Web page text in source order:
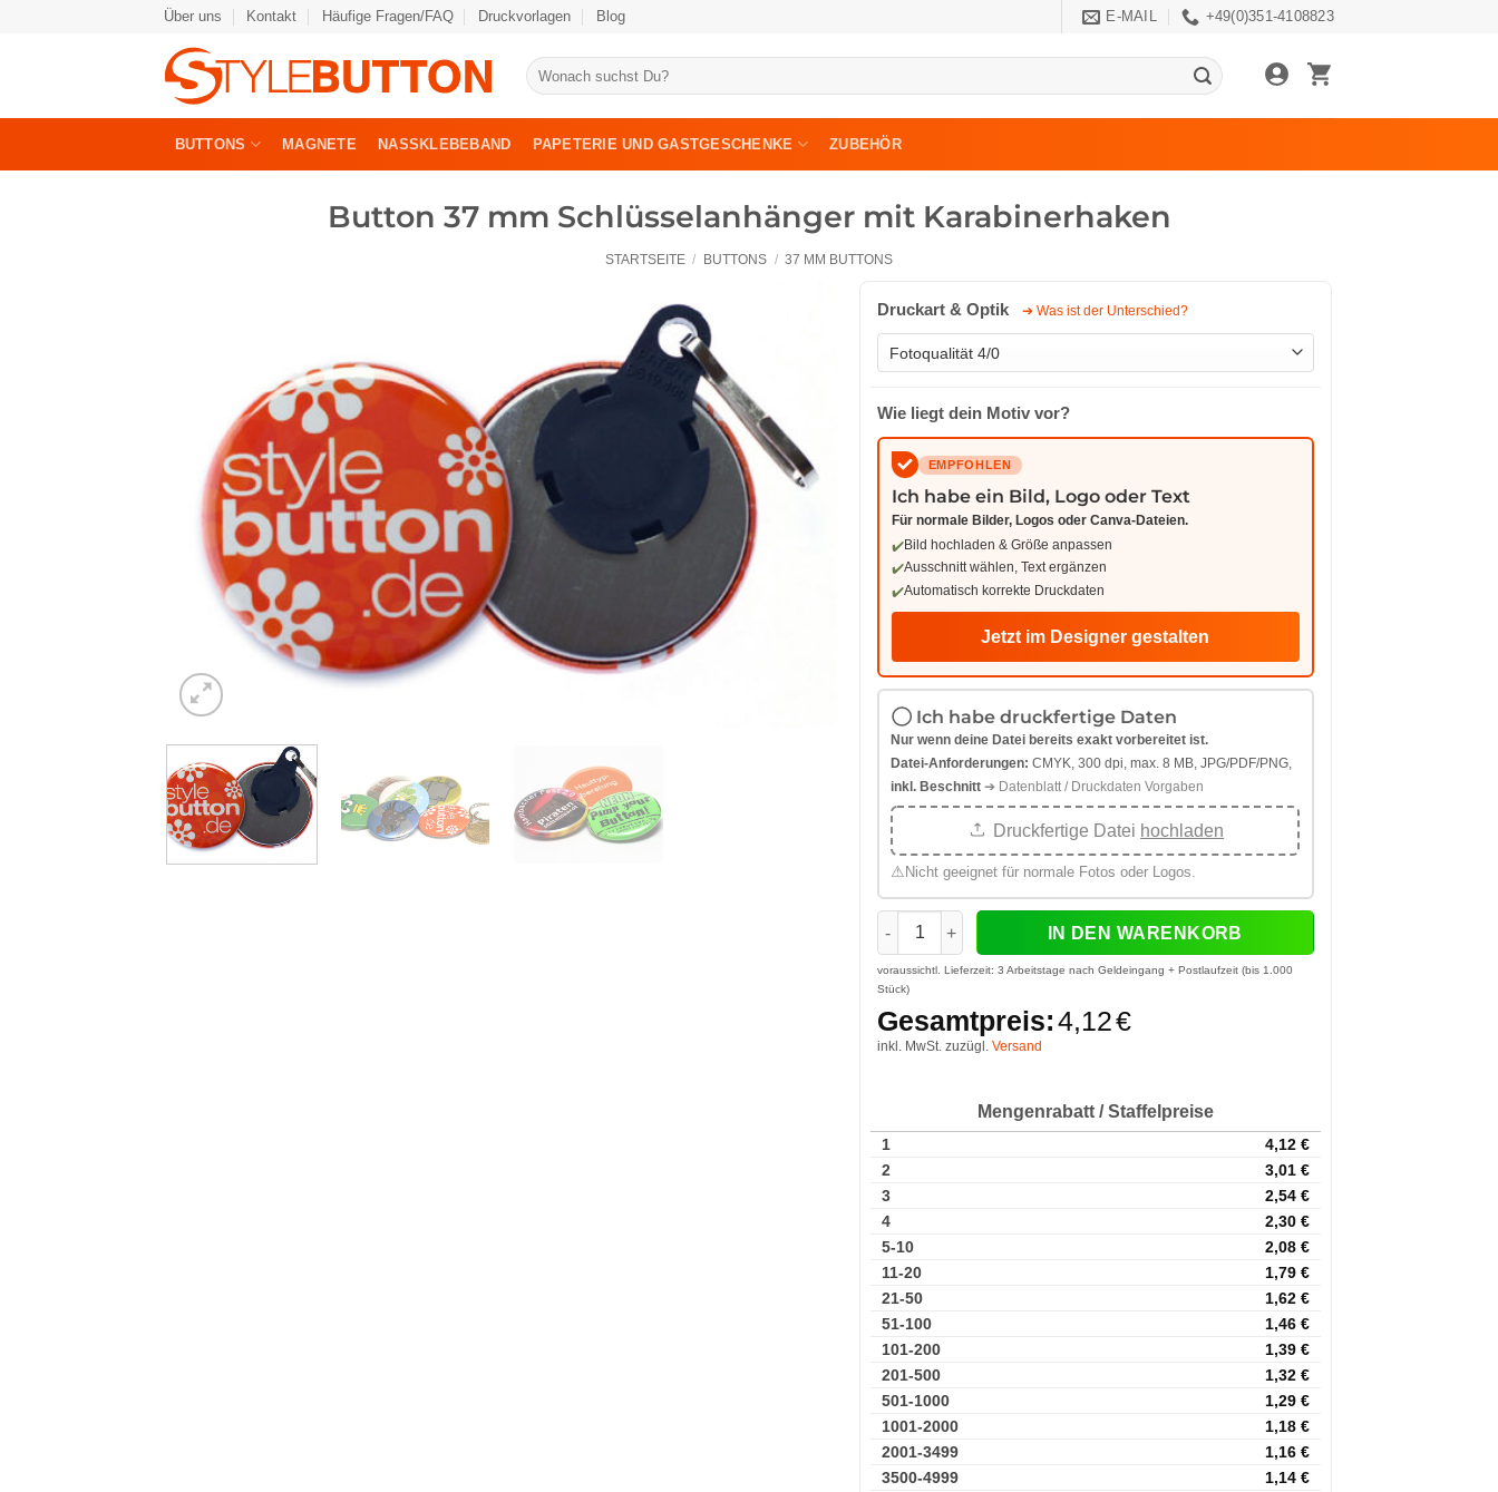
Über uns Kontakt Häufige Fragen/FAQ Druckvorlagen Blog E-MAIL +49(0)351-4108823
Suche
nach:
BUTTONS MAGNETE NASSKLEBEBAND PAPETERIE UND GASTGESCHENKE ZUBEHÖR
Button 37 mm Schlüsselanhänger mit Karabinerhaken
STARTSEITE / BUTTONS / 37 MM BUTTONS
Druckart & Optik ➔ Was ist der Unterschied?
Wie liegt dein Motiv vor?
EMPFOHLEN
Ich habe ein Bild, Logo oder Text
Für normale Bilder, Logos oder Canva-Dateien.
Bild hochladen & Größe anpassen
Ausschnitt wählen, Text ergänzen
Automatisch korrekte Druckdaten
Jetzt im Designer gestalten
Ich habe druckfertige Daten
Nur wenn deine Datei bereits exakt vorbereitet ist.
Datei-Anforderungen: CMYK, 300 dpi, max. 8 MB, JPG/PDF/PNG,
inkl. Beschnitt ➔ Datenblatt / Druckdaten Vorgaben
Druckfertige Datei hochladen
⚠ Nicht geeignet für normale Fotos oder Logos.
Button 37 mm Schlüsselanhänger mit Karabinerhaken Menge
IN DEN WARENKORB
voraussichtl. Lieferzeit: 3 Arbeitstage nach Geldeingang + Postlaufzeit (bis 1.000
Stück)
Gesamtpreis:4,12€
inkl. MwSt. zuzügl. Versand
Mengenrabatt / Staffelpreise
1 4,12 €
2
3,01 €
3
2,54 €
4
2,30 €
5-10
2,08 €
11-20
1,79 €
21-50
1,62 €
51-100
1,46 €
101-200
1,39 €
201-500
1,32 €
501-1000
1,29 €
1001-2000
1,18 €
2001-3499
1,16 €
3500-4999
1,14 €